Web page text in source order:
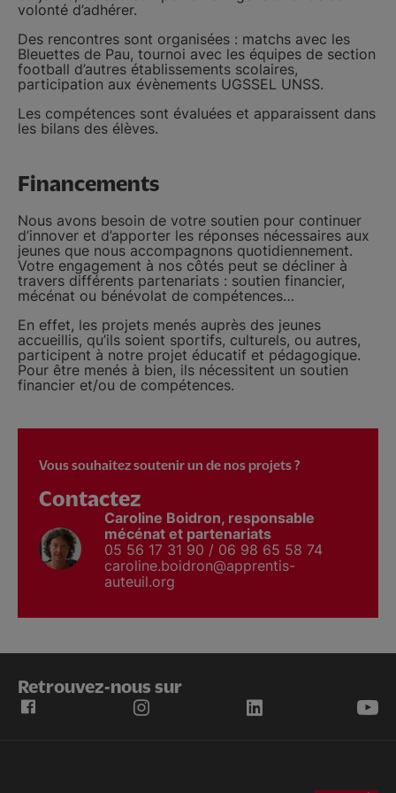
volonté d’adhérer.
Des rencontres sont organisées : matchs avec les
Bleuettes de Pau, tournoi avec les équipes de section
football d’autres établissements scolaires,
participation aux évènements UGSSEL UNSS.
Les compétences sont évaluées et apparaissent dans
les bilans des élèves.
Financements
Nous avons besoin de votre soutien pour continuer
d’innover et d’apporter les réponses nécessaires aux
jeunes que nous accompagnons quotidiennement.
Votre engagement à nos côtés peut se décliner à
travers différents partenariats : soutien financier,
mécénat ou bénévolat de compétences…
En effet, les projets menés auprès des jeunes
accueillis, qu’ils soient sportifs, culturels, ou autres,
participent à notre projet éducatif et pédagogique.
Pour être menés à bien, ils nécessitent un soutien
financier et/ou de compétences.
Vous souhaitez soutenir un de nos projets ?
Contactez
Caroline Boidron, responsable
mécénat et partenariats
05 56 17 31 90 / 06 98 65 58 74
caroline.boidron@apprentis-
auteuil.org
Retrouvez-nous sur